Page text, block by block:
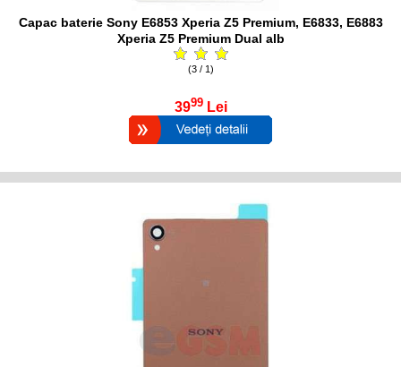
Capac baterie Sony E6853 Xperia Z5 Premium, E6833, E6883
Xperia Z5 Premium Dual alb
(3 / 1)
3999 Lei